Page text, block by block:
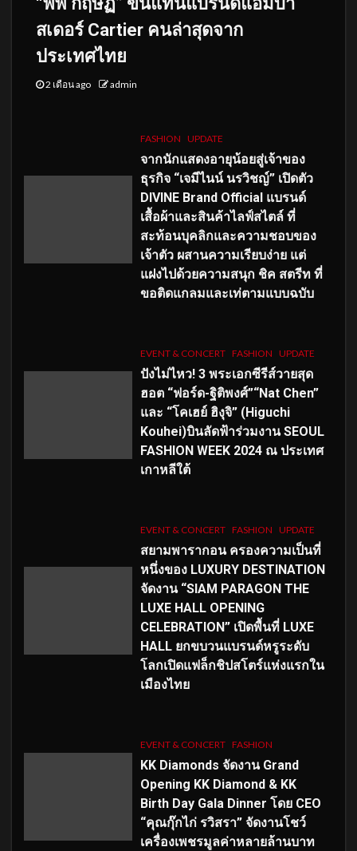
สเดอร์ Cartier คนล่าสุดจาก
ประเทศไทย
2 เดือน ago admin
FASHION UPDATE
จากนักแสดงอายุน้อยสู่เจ้าของ
ธุรกิจ “เจมีไนน์ นรวิชญ์” เปิดตัว
DIVINE Brand Official แบรนด์
เสื้อผ้าและสินค้าไลฟ์สไตล์ ที่
สะท้อนบุคลิกและความชอบของ
เจ้าตัว ผสานความเรียบง่าย แต่
แฝงไปด้วยความสนุก ชิค สตรีท ที่
ขอติดแกลมและเท่ตามแบบฉบับ
EVENT & CONCERT FASHION UPDATE
ปังไม่ไหว! 3 พระเอกซีรีส์วายสุด
ฮอต “ฟอร์ด-ฐิติพงศ์”“Nat Chen”
และ “โคเฮย์ ฮิงุจิ” (Higuchi
Kouhei)บินลัดฟ้าร่วมงาน SEOUL
FASHION WEEK 2024 ณ ประเทศ
เกาหลีใต้
EVENT & CONCERT FASHION UPDATE
สยามพารากอน ครองความเป็นที่
หนึ่งของ LUXURY DESTINATION
จัดงาน “SIAM PARAGON THE
LUXE HALL OPENING
CELEBRATION” เปิดพื้นที่ LUXE
HALL ยกขบวนแบรนด์หรูระดับ
โลกเปิดแฟล็กชิปสโตร์แห่งแรกใน
เมืองไทย
EVENT & CONCERT FASHION
KK Diamonds จัดงาน Grand
Opening KK Diamond & KK
Birth Day Gala Dinner โดย CEO
“คุณกุ๊กไก่ รวิสรา” จัดงานโชว์
เครื่องเพชรมูลค่าหลายล้านบาท